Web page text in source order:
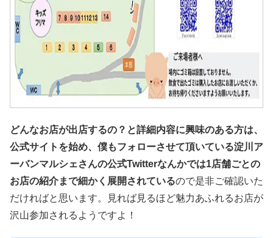
どんなお店が出店するの？と詳細内容に興味のある方は、
公式サイトを始め、僕もフォローさせて頂いている淀川ア
ーバンマルシェさんの公式Twitterなんかでは1店舗ごとの
お店の紹介まで細かく展開されているので是非ご確認いた
だければと思います。見れば見るほど魅力あふれるお店が
沢山参加されるようですよ！